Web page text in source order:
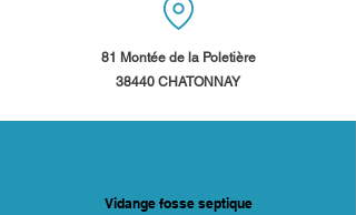
81 Montée de la Poletière
38440 CHATONNAY​
Vidange fosse septique